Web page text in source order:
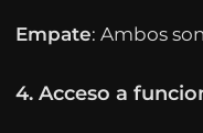
Empate: Ambos
4. Acceso a